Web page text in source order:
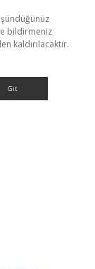
bildirmeniz
kaldırılacaktır.